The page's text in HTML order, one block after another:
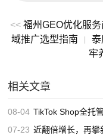
<< 福州GEO优化服
域推广选型指南
|
泰
牢
相关文章
08-04 TikTok Shop全托管
07-23 近翻倍增长，再攀新高